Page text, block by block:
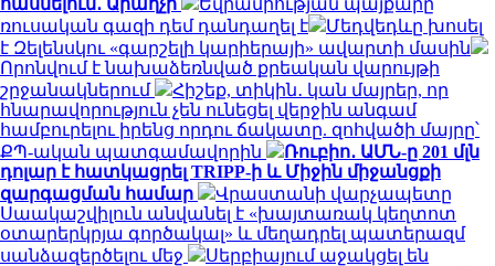
ռուսական գազի դեմ դանդաղել է
Մեդվեդևը խոսել
է Զելենսկու «գարշելի կարիերայի» ավարտի մասին
Որոնվում է նախաձեռնված քրեական վարույթի
շրջանակներում
Հիշեք, տիկին․ կան մայրեր, որ
հնարավորություն չեն ունեցել վերջին անգամ
համբուրելու իրենց որդու ճակատը. զոհվածի մայրը՝
ՔՊ-ական պատգամավորին
Ռուբիո․ ԱՄՆ-ը 201 մլն
դոլար է հատկացրել TRIPP-ի և Միջին միջանցքի
զարգացման համար
Վրաստանի վարչապետը
Սաակաշվիլուն անվանել է «խայտառակ կեղտոտ
օտարերկրյա գործակալ» և մեղադրել պատերազմ
սանձազերծելու մեջ
Սերբիայում աջակցել են